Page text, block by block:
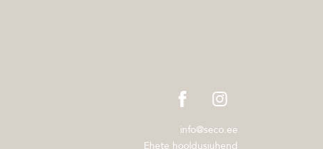
info@seco.ee
Ehete hooldusjuhend